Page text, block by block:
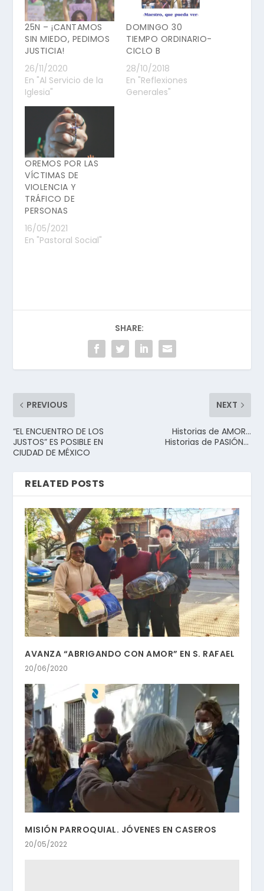
25N – ¡CANTAMOS
SIN MIEDO, PEDIMOS
JUSTICIA!
26/11/2020
En "Al Servicio de la
Iglesia"
DOMINGO 30
TIEMPO ORDINARIO-
CICLO B
28/10/2018
En "Reflexiones
Generales"
OREMOS POR LAS
VÍCTIMAS DE
VIOLENCIA Y
TRÁFICO DE
PERSONAS
16/05/2021
En "Pastoral Social"
SHARE:
PREVIOUS
“EL ENCUENTRO DE LOS
JUSTOS” ES POSIBLE EN
CIUDAD DE MÉXICO
NEXT
Historias de AMOR…
Historias de PASIÓN…
RELATED POSTS
AVANZA “ABRIGANDO CON AMOR” EN S. RAFAEL
20/06/2020
MISIÓN PARROQUIAL. JÓVENES EN CASEROS
20/05/2022